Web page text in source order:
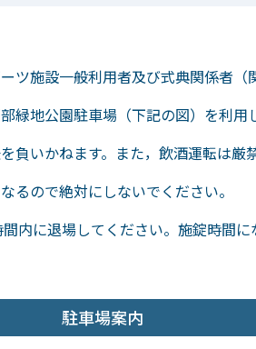
施設一般利用者及び式典関係者（
地公園駐車場（下記の図）を利用
いかねます。また，飲酒運転は厳禁
るので絶対にしないでください。
内に退場してください。施錠時間に
駐車場案内